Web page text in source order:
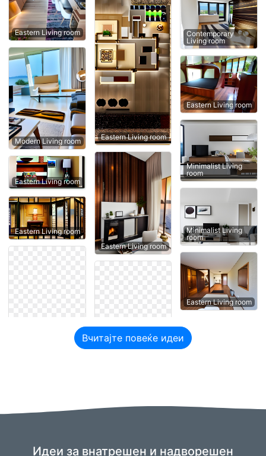
Eastern Living room
Modern Living room
Eastern Living room
Eastern Living room
Eastern Living room
Eastern Living room
Contemporary
Living room
Eastern Living room
Minimalist Living
room
Minimalist Living
room
Eastern Living room
Вчитајте повеќе идеи
Идеи за внатрешен и надворешен